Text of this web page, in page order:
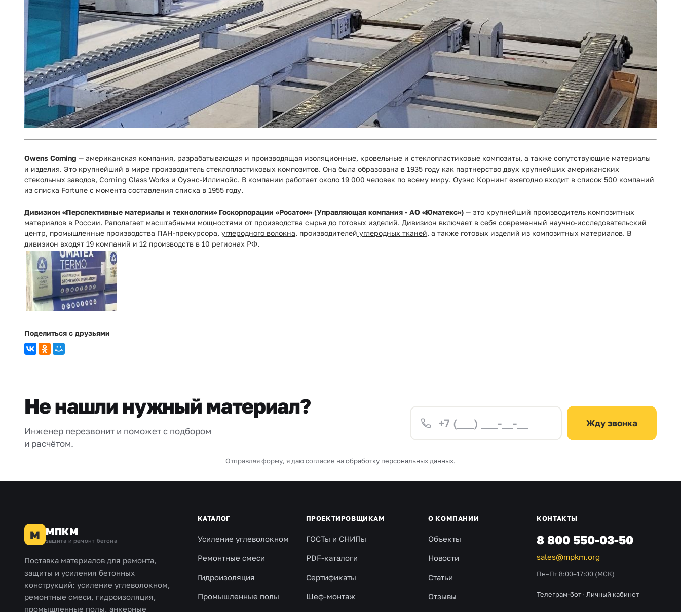
Owens Corning — американская компания, разрабатывающая и производящая изоляционные, кровельные и стеклопластиковые композиты, а также сопутствующие материалы
и изделия. Это крупнейший в мире производитель стеклопластиковых композитов. Она была образована в 1935 году как партнерство двух крупнейших американских
стекольных заводов, Corning Glass Works и Оуэнс-Иллинойс. В компании работает около 19 000 человек по всему миру. Оуэнс Корнинг ежегодно входит в список 500 компаний
из списка Fortune с момента составления списка в 1955 году.
Дивизион «Перспективные материалы и технологии» Госкорпорации «Росатом» (Управляющая компания - АО «Юматекс») — это крупнейший производитель композитных
материалов в России. Раполагает масштабными мощностями от производства сырья до готовых изделий. Дивизион включает в себя современный научно-исследовательский
центр, промышленные производства ПАН-прекурсора, углеродного волокна, производителей углеродных тканей, а также готовых изделий из композитных материалов. В
дивизион входят 19 компаний и 12 производств в 10 регионах РФ.
Поделиться с друзьями
Не нашли нужный материал?
Инженер перезвонит и поможет с подбором
и расчётом.
Жду звонка
Отправляя форму, я даю согласие наобработку персональных данных.
М МПКМ
защита и ремонт бетона
Поставка материалов для ремонта,
защиты и усиления бетонных
конструкций: усиление углеволокном,
ремонтные смеси, гидроизоляция,
промышленные полы, анкерные
КАТАЛОГ
Усиление углеволокном
Ремонтные смеси
Гидроизоляция
Промышленные полы
ПРОЕКТИРОВЩИКАМ
ГОСТы и СНИПы
PDF-каталоги
Сертификаты
Шеф-монтаж
О КОМПАНИИ
Объекты
Новости
Статьи
Отзывы
КОНТАКТЫ
8 800 550-03-50
sales@mpkm.org
Пн–Пт 8:00–17:00 (МСК)
Телеграм-бот · Личный кабинет